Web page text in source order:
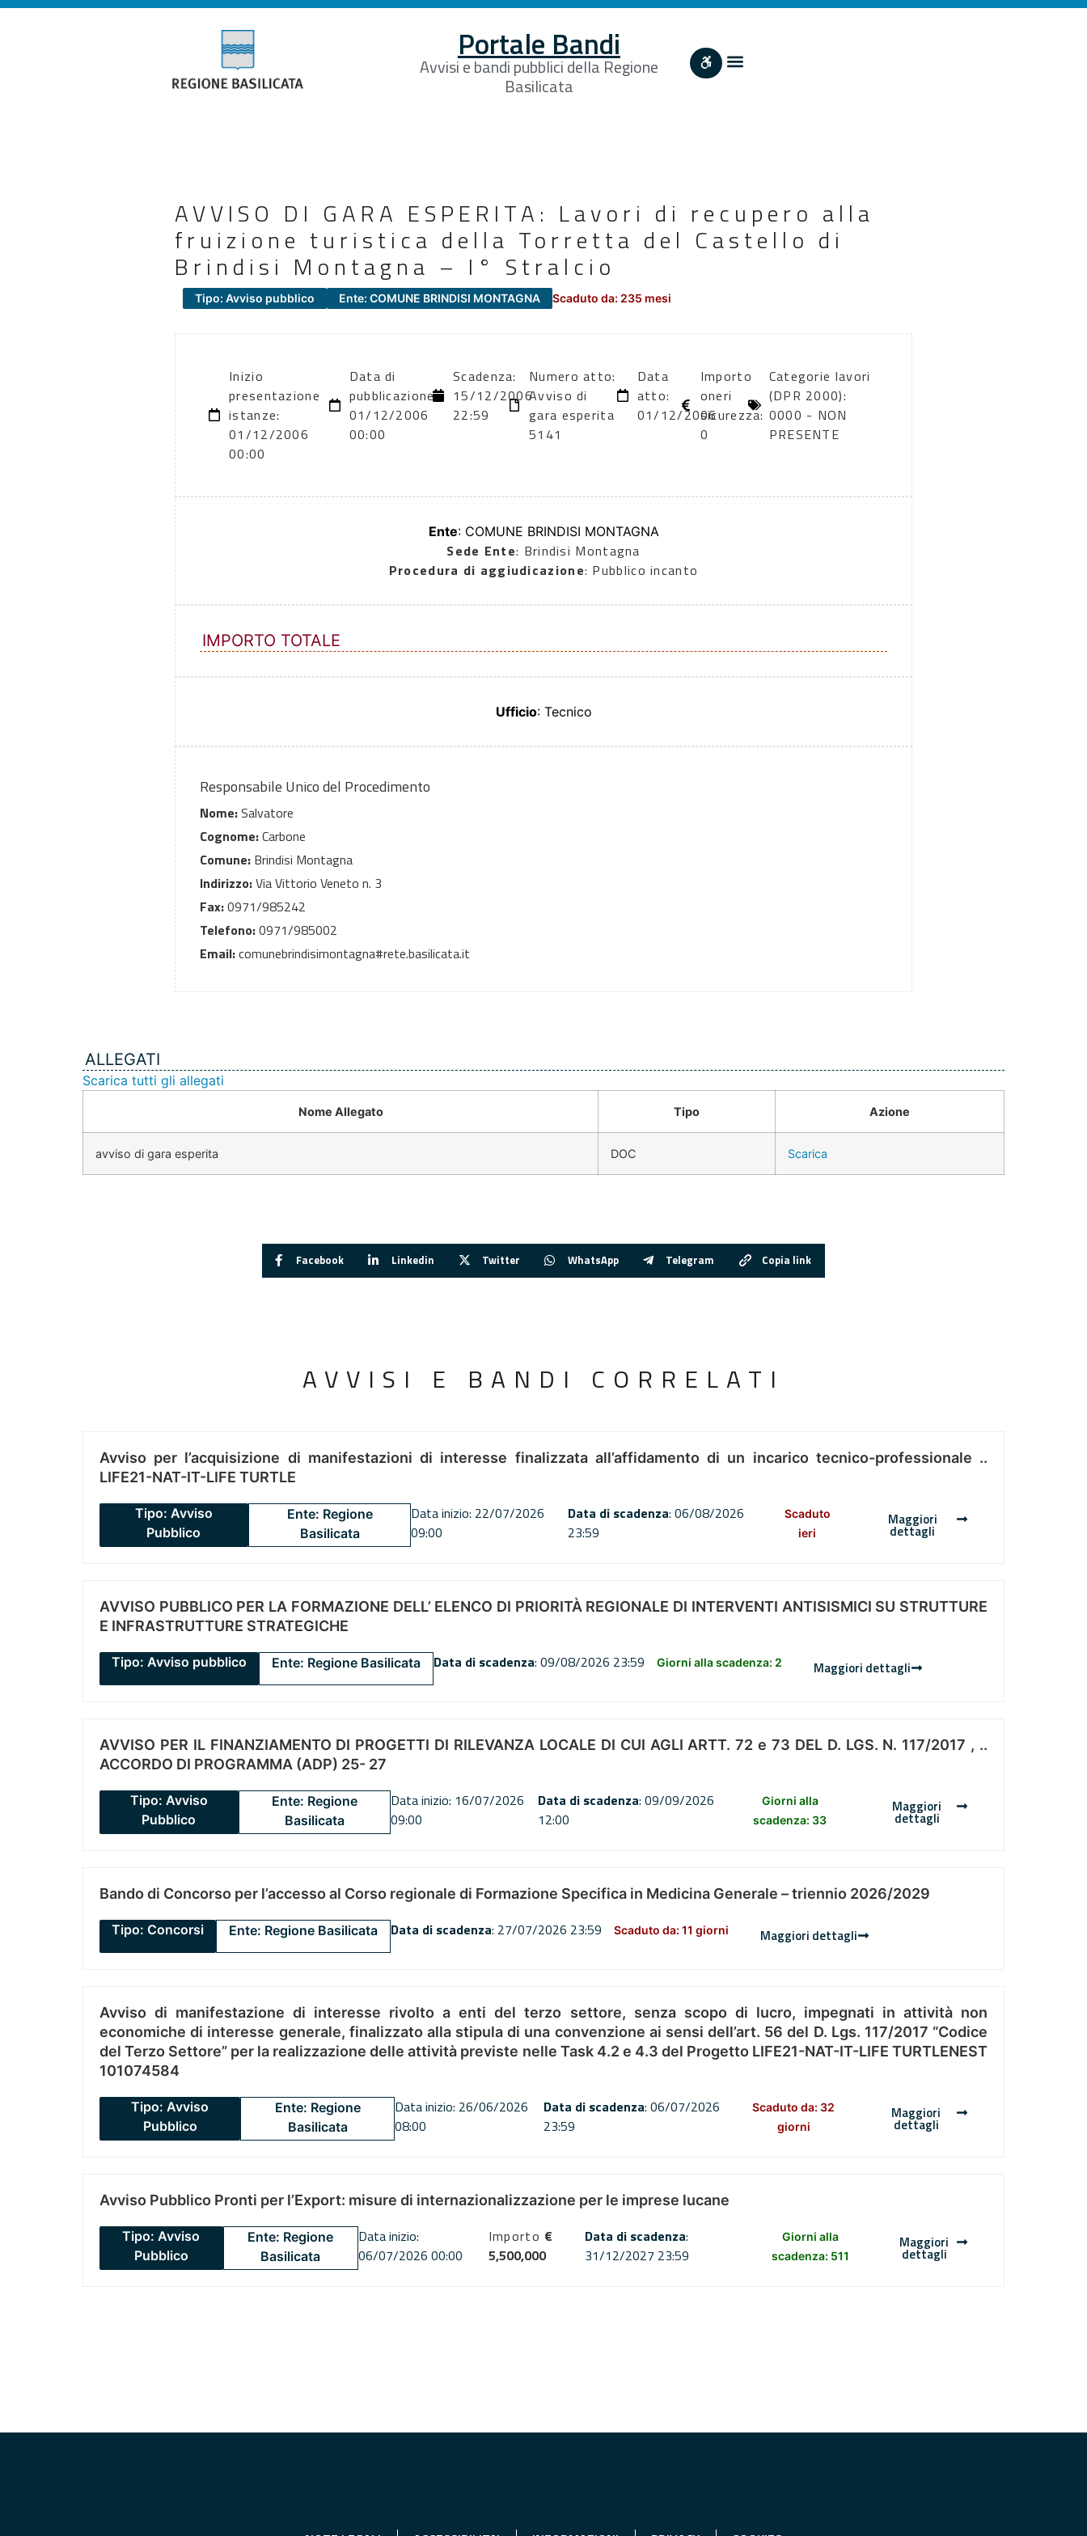
Portale Bandi
Avvisi e bandi pubblici della Regione
Basilicata
AVVISO DI GARA ESPERITA: Lavori di recupero alla
fruizione turistica della Torretta del Castello di
Brindisi Montagna – I° Stralcio
Tipo: Avviso pubblico Ente: COMUNE BRINDISI MONTAGNA Scaduto da: 235 mesi
Inizio
presentazione
istanze:
01/12/2006
00:00
Data di
pubblicazione:
01/12/2006
00:00
Scadenza:
15/12/2006
22:59
Numero atto:
Avviso di
gara esperita
5141
Data
atto:
01/12/2006
Importo
oneri
sicurezza:
0
Categorie lavori
(DPR 2000):
0000 - NON
PRESENTE
Ente: COMUNE BRINDISI MONTAGNA
Sede Ente: Brindisi Montagna
Procedura di aggiudicazione: Pubblico incanto
IMPORTO TOTALE
Ufficio: Tecnico
Responsabile Unico del Procedimento
Nome:Salvatore
Cognome:Carbone
Comune: Brindisi Montagna
Indirizzo:Via Vittorio Veneto n. 3
Fax:0971/985242
Telefono:0971/985002
Email:comunebrindisimontagna#rete.basilicata.it
ALLEGATI
Scarica tutti gli allegati
Nome Allegato Tipo Azione
avviso di gara esperita DOC Scarica
Facebook Linkedin Twitter WhatsApp Telegram Copia link
AVVISI E BANDI CORRELATI
Avviso per l’acquisizione di manifestazioni di interesse finalizzata all’affidamento di un incarico tecnico-professionale ..
LIFE21-NAT-IT-LIFE TURTLE
Tipo: Avviso
Pubblico
Ente: Regione
Basilicata
Data inizio: 22/07/2026
09:00
Data di scadenza: 06/08/2026
23:59
Scaduto
ieri
Maggiori
dettagli
AVVISO PUBBLICO PER LA FORMAZIONE DELL’ ELENCO DI PRIORITÀ REGIONALE DI INTERVENTI ANTISISMICI SU STRUTTURE
E INFRASTRUTTURE STRATEGICHE
Tipo: Avviso pubblico Ente: Regione Basilicata Data di scadenza: 09/08/2026 23:59 Giorni alla scadenza: 2 Maggiori dettagli
AVVISO PER IL FINANZIAMENTO DI PROGETTI DI RILEVANZA LOCALE DI CUI AGLI ARTT. 72 e 73 DEL D. LGS. N. 117/2017 , ..
ACCORDO DI PROGRAMMA (ADP) 25- 27
Tipo: Avviso
Pubblico
Ente: Regione
Basilicata
Data inizio: 16/07/2026
09:00
Data di scadenza: 09/09/2026
12:00
Giorni alla
scadenza: 33
Maggiori
dettagli
Bando di Concorso per l’accesso al Corso regionale di Formazione Specifica in Medicina Generale – triennio 2026/2029
Tipo: Concorsi Ente: Regione Basilicata Data di scadenza: 27/07/2026 23:59 Scaduto da: 11 giorni Maggiori dettagli
Avviso di manifestazione di interesse rivolto a enti del terzo settore, senza scopo di lucro, impegnati in attività non
economiche di interesse generale, finalizzato alla stipula di una convenzione ai sensi dell’art. 56 del D. Lgs. 117/2017 “Codice
del Terzo Settore” per la realizzazione delle attività previste nelle Task 4.2 e 4.3 del Progetto LIFE21-NAT-IT-LIFE TURTLENEST
101074584
Tipo: Avviso
Pubblico
Ente: Regione
Basilicata
Data inizio: 26/06/2026
08:00
Data di scadenza: 06/07/2026
23:59
Scaduto da: 32
giorni
Maggiori
dettagli
Avviso Pubblico Pronti per l’Export: misure di internazionalizzazione per le imprese lucane
Tipo: Avviso
Pubblico
Ente: Regione
Basilicata
Data inizio:
06/07/2026 00:00
Importo €
5,500,000
Data di scadenza:
31/12/2027 23:59
Giorni alla
scadenza: 511
Maggiori
dettagli